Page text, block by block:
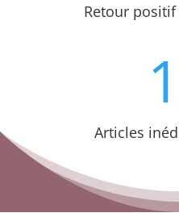
Retour
Articles